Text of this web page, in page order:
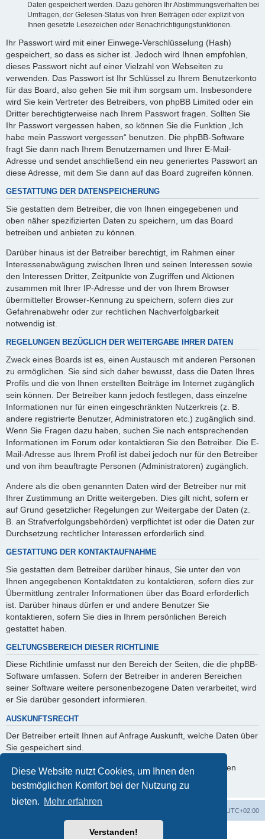
Diese Website nutzt Cookies, um Ihnen den
bestmöglichen Komfort bei der Nutzung zu
bieten. Mehr erfahren
Verstanden!
Daten gespeichert werden. Dazu gehören Ihr Abstimmungsverhalten bei
Umfragen, der Gelesen-Status von Ihren Beiträgen oder explizit von
Ihnen gesetzte Lesezeichen oder Benachrichtigungsfunktionen.
Ihr Passwort wird mit einer Einwege-Verschlüsselung (Hash)
gespeichert, so dass es sicher ist. Jedoch wird Ihnen empfohlen,
dieses Passwort nicht auf einer Vielzahl von Webseiten zu
verwenden. Das Passwort ist Ihr Schlüssel zu Ihrem Benutzerkonto
für das Board, also gehen Sie mit ihm sorgsam um. Insbesondere
wird Sie kein Vertreter des Betreibers, von phpBB Limited oder ein
Dritter berechtigterweise nach Ihrem Passwort fragen. Sollten Sie
Ihr Passwort vergessen haben, so können Sie die Funktion „Ich
habe mein Passwort vergessen“ benutzen. Die phpBB-Software
fragt Sie dann nach Ihrem Benutzernamen und Ihrer E-Mail-
Adresse und sendet anschließend ein neu generiertes Passwort an
diese Adresse, mit dem Sie dann auf das Board zugreifen können.
GESTATTUNG DER DATENSPEICHERUNG
Sie gestatten dem Betreiber, die von Ihnen eingegebenen und
oben näher spezifizierten Daten zu speichern, um das Board
betreiben und anbieten zu können.
Darüber hinaus ist der Betreiber berechtigt, im Rahmen einer
Interessenabwägung zwischen Ihren und seinen Interessen sowie
den Interessen Dritter, Zeitpunkte von Zugriffen und Aktionen
zusammen mit Ihrer IP-Adresse und der von Ihrem Browser
übermittelter Browser-Kennung zu speichern, sofern dies zur
Gefahrenabwehr oder zur rechtlichen Nachverfolgbarkeit
notwendig ist.
REGELUNGEN BEZÜGLICH DER WEITERGABE IHRER DATEN
Zweck eines Boards ist es, einen Austausch mit anderen Personen
zu ermöglichen. Sie sind sich daher bewusst, dass die Daten Ihres
Profils und die von Ihnen erstellten Beiträge im Internet zugänglich
sein können. Der Betreiber kann jedoch festlegen, dass einzelne
Informationen nur für einen eingeschränkten Nutzerkreis (z. B.
andere registrierte Benutzer, Administratoren etc.) zugänglich sind.
Wenn Sie Fragen dazu haben, suchen Sie nach entsprechenden
Informationen im Forum oder kontaktieren Sie den Betreiber. Die E-
Mail-Adresse aus Ihrem Profil ist dabei jedoch nur für den Betreiber
und von ihm beauftragte Personen (Administratoren) zugänglich.
Andere als die oben genannten Daten wird der Betreiber nur mit
Ihrer Zustimmung an Dritte weitergeben. Dies gilt nicht, sofern er
auf Grund gesetzlicher Regelungen zur Weitergabe der Daten (z.
B. an Strafverfolgungsbehörden) verpflichtet ist oder die Daten zur
Durchsetzung rechtlicher Interessen erforderlich sind.
GESTATTUNG DER KONTAKTAUFNAHME
Sie gestatten dem Betreiber darüber hinaus, Sie unter den von
Ihnen angegebenen Kontaktdaten zu kontaktieren, sofern dies zur
Übermittlung zentraler Informationen über das Board erforderlich
ist. Darüber hinaus dürfen er und andere Benutzer Sie
kontaktieren, sofern Sie dies in Ihrem persönlichen Bereich
gestattet haben.
GELTUNGSBEREICH DIESER RICHTLINIE
Diese Richtlinie umfasst nur den Bereich der Seiten, die die phpBB-
Software umfassen. Sofern der Betreiber in anderen Bereichen
seiner Software weitere personenbezogene Daten verarbeitet, wird
er Sie darüber gesondert informieren.
AUSKUNFTSRECHT
Der Betreiber erteilt Ihnen auf Anfrage Auskunft, welche Daten über
Sie gespeichert sind.
Sie können jederzeit die Löschung bzw. Sperrung Ihrer Daten
verlangen. Kontaktieren Sie hierzu bitte den Betreiber.
UTC+02:00
Powered byphpBB® Forum Software © phpBB Limited